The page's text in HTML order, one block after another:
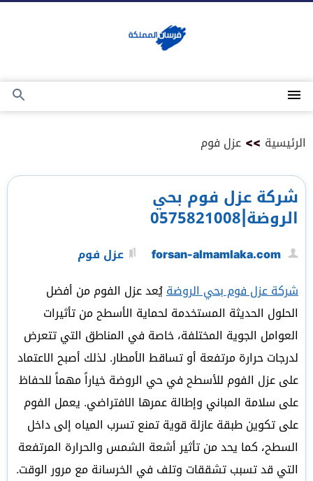
القائمة
بحث
الرئيسية >> عزل فوم
شركة عزل فوم بحي
الروضة|0575821008
forsan-almamlaka.com
عزل فوم
شركة عزل فوم بحي الروضةيُعد عزل الفوم من أفضل
الحلول الحديثة المستخدمة لحماية الأسطح من تأثيرات
العوامل الجوية المختلفة، خاصة في المناطق التي تتعرض
لدرجات حرارة مرتفعة أو تساقط الأمطار. لذلك أصبح الاعتماد
على عزل الفوم للأسطح في حي الروضة خياراً مهماً للحفاظ
على سلامة المباني وإطالة عمرها الافتراضي. يعمل الفوم
على تكوين طبقة عازلة قوية تمنع تسرب المياه إلى داخل
السطح، كما يحد من تأثير أشعة الشمس والحرارة المرتفعة
التي قد تسبب تشققات وتلف في الخرسانة مع مرور الوقت.